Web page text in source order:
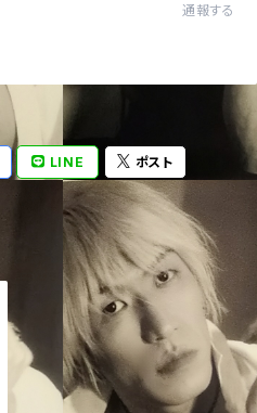
通報する
LINE ポスト